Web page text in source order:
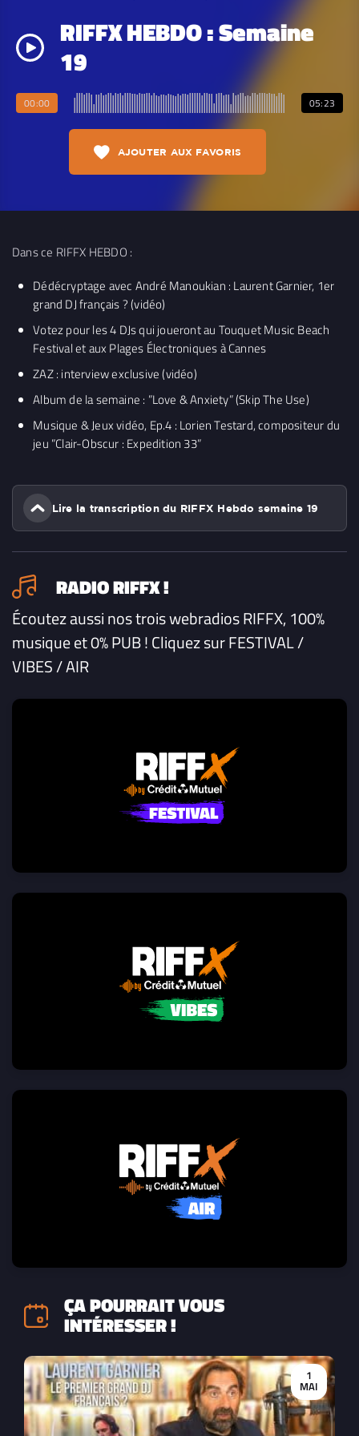
RIFFX HEBDO : Semaine
19
00:00 05:23
AJOUTER AUX FAVORIS
Dans ce RIFFX HEBDO :
Dédécryptage avec André Manoukian : Laurent Garnier, 1er
grand DJ français ? (vidéo)
Votez pour les 4 DJs qui joueront au Touquet Music Beach
Festival et aux Plages Électroniques à Cannes
ZAZ : interview exclusive (vidéo)
Album de la semaine : ”Love & Anxiety” (Skip The Use)
Musique & Jeux vidéo, Ep.4 : Lorien Testard, compositeur du
jeu ”Clair-Obscur : Expedition 33”
Lire la transcription du RIFFX Hebdo semaine 19
RADIO RIFFX !
Écoutez aussi nos trois webradios RIFFX, 100%
musique et 0% PUB ! Cliquez sur FESTIVAL /
VIBES / AIR
ÇA POURRAIT VOUS
INTÉRESSER !
1
MAI